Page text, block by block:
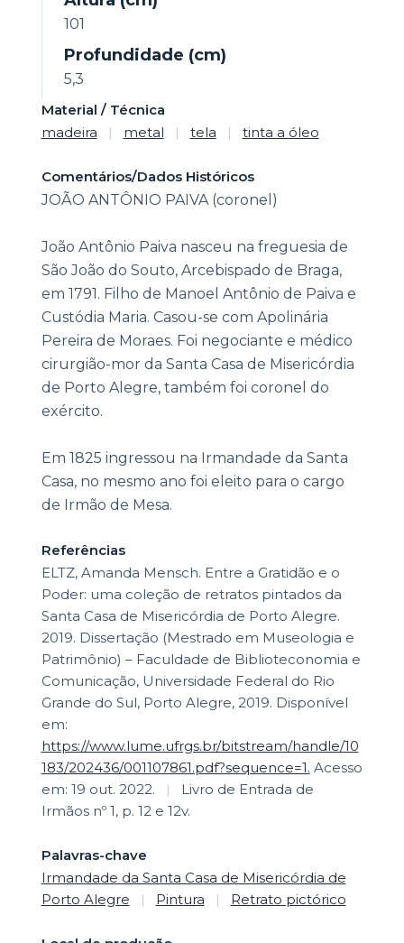
101
Profundidade (cm)
5,3
Material / Técnica
madeira
| metal | tela | tinta a óleo
Comentários/Dados Históricos
JOÃO ANTÔNIO PAIVA (coronel)
João Antônio Paiva nasceu na freguesia de
São João do Souto, Arcebispado de Braga,
em 1791. Filho de Manoel Antônio de Paiva e
Custódia Maria. Casou-se com Apolinária
Pereira de Moraes. Foi negociante e médico
cirurgião-mor da Santa Casa de Misericórdia
de Porto Alegre, também foi coronel do
exército.
Em 1825 ingressou na Irmandade da Santa
Casa, no mesmo ano foi eleito para o cargo
de Irmão de Mesa.
Referências
ELTZ, Amanda Mensch. Entre a Gratidão e o
Poder: uma coleção de retratos pintados da
Santa Casa de Misericórdia de Porto Alegre.
2019. Dissertação (Mestrado em Museologia e
Patrimônio) – Faculdade de Biblioteconomia e
Comunicação, Universidade Federal do Rio
Grande do Sul, Porto Alegre, 2019. Disponível
em:
https://www.lume.ufrgs.br/bitstream/handle/10
183/202436/001107861.pdf?sequence=1. Acesso
em: 19 out. 2022.
|
Livro de Entrada de
Irmãos nº 1, p. 12 e 12v.
Palavras-chave
Irmandade da Santa Casa de Misericórdia de
Porto Alegre
| Pintura | Retrato pictórico